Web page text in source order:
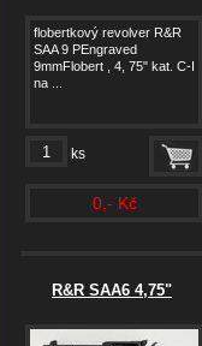
flobertkový revolver R&R
SAA 9 PEngraved
9mmFlobert , 4, 75" kat. C-I
na ...
ks
0,- Kč
R&R SAA6 4,75"